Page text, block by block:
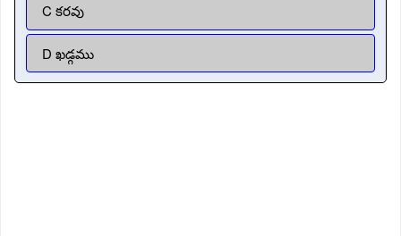
C కరవు
D ఖడ్గము